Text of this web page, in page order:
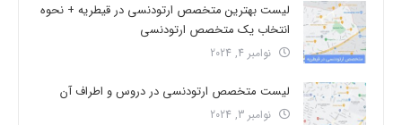
لیست بهترین متخصص ارتودنسی در قیطریه + نحوه
انتخاب یک متخصص ارتودنسی
نوامبر 4, 2024
لیست متخصص ارتودنسی در دروس و اطراف آن
نوامبر 3, 2024